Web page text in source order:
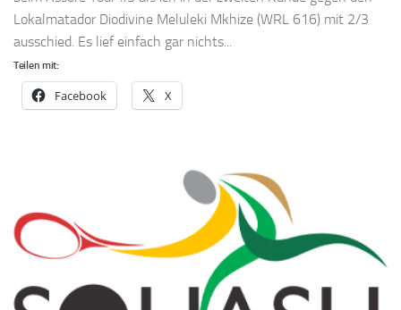
Lokalmatador Diodivine Meluleki Mkhize (WRL 616) mit 2/3
ausschied. Es lief einfach gar nichts...
Teilen mit:
Facebook X